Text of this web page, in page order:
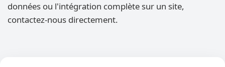
données ou l'intégration complète sur un site,
contactez-nous directement.